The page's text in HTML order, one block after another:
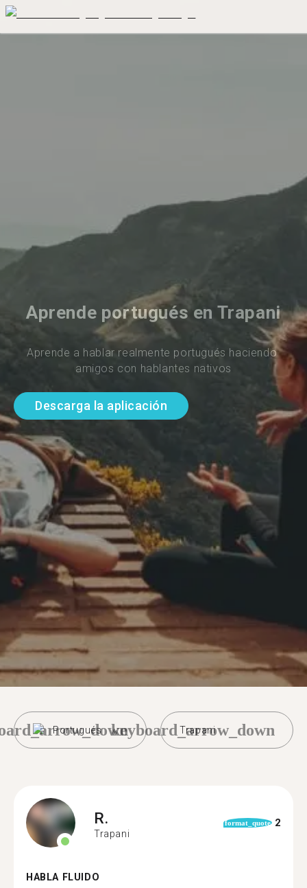
Aprende portugués en Trapani
Aprende a hablar realmente portugués haciendo
amigos con hablantes nativos
Descarga la aplicación
Portugués Trapani
keyboard_arrow_down
R.
Trapani
format_quote 2
HABLA FLUIDO